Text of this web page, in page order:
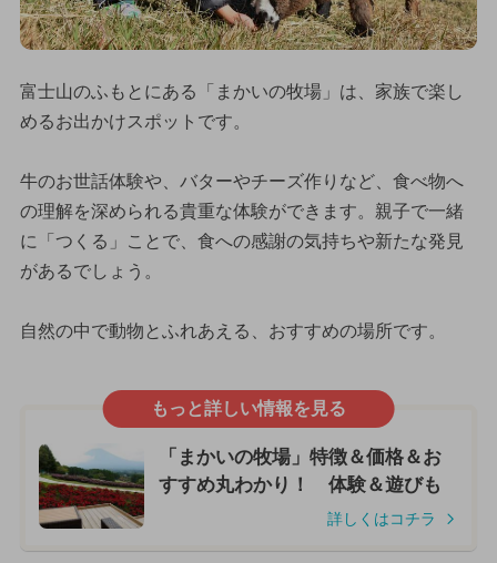
富士山のふもとにある「まかいの牧場」は、家族で楽し
めるお出かけスポットです。
牛のお世話体験や、バターやチーズ作りなど、食べ物へ
の理解を深められる貴重な体験ができます。親子で一緒
に「つくる」ことで、食への感謝の気持ちや新たな発見
があるでしょう。
自然の中で動物とふれあえる、おすすめの場所です。
もっと詳しい情報を見る
「まかいの牧場」特徴＆価格＆お
すすめ丸わかり！ 体験＆遊びも
詳しくはコチラ